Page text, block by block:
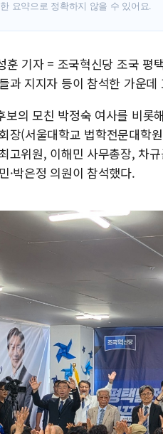
요약으로 정확하지 않을 수 있어요.
훈 기자 = 조국혁신당 조국 평
과 지지자 등이 참석한 가운데
보의 모친 박정숙 여사를 비
장(서울대학교 법학전문대학
고위원, 이해민 사무총장, 차
·박은정 의원이 참석했다.